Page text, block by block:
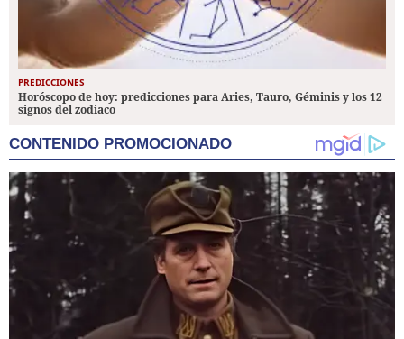
PREDICCIONES
Horóscopo de hoy: predicciones para Aries, Tauro, Géminis y los 12
signos del zodiaco
CONTENIDO PROMOCIONADO